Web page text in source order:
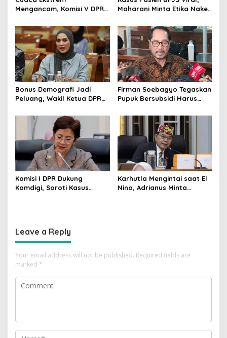
Mengancam, Komisi V DPR
Kesiapan Petani Indramayu
Maharani Minta Etika Nakes
Dievaluasi
Bonus Demografi Jadi
Peluang, Wakil Ketua DPR
Tembus Pasar Kerja Global
Firman Soebagyo Tegaskan
Pupuk Bersubsidi Harus
Wajib Sesuai RDKK
Komisi I DPR Dukung
Komdigi, Soroti Kasus
Karhutla Mengintai saat El
Nino, Adrianus Minta
Leave a Reply
Your email address will not be published. Required fields are
marked *